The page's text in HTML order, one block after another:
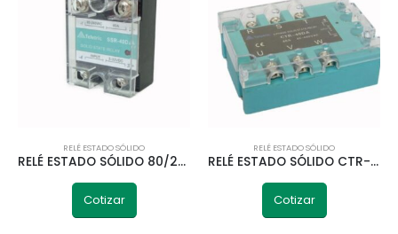
RELÉ ESTADO SÓLIDO
RELÉ ESTADO SÓLIDO 80/240VAC 40A 3/32VDC TELETRIC
Cotizar
RELÉ ESTADO SÓLIDO
RELÉ ESTADO SÓLIDO CTR-40DA TELETRIC
Cotizar